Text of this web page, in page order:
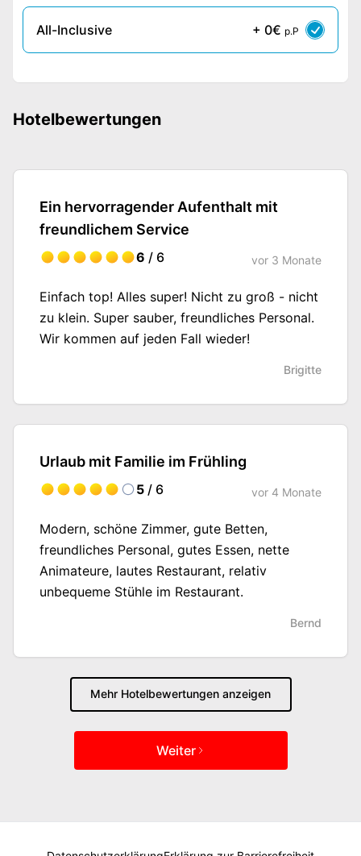
All-Inclusive + 0€ p.P
Hotelbewertungen
Ein hervorragender Aufenthalt mit
freundlichem Service
6 / 6 vor 3 Monate
Einfach top! Alles super! Nicht zu groß - nicht
zu klein. Super sauber, freundliches Personal.
Wir kommen auf jeden Fall wieder!
Brigitte
Urlaub mit Familie im Frühling
5 / 6 vor 4 Monate
Modern, schöne Zimmer, gute Betten,
freundliches Personal, gutes Essen, nette
Animateure, lautes Restaurant, relativ
unbequeme Stühle im Restaurant.
Bernd
Mehr Hotelbewertungen anzeigen
Weiter